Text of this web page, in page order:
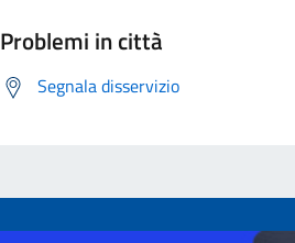
Problemi in città
Segnala disservizio